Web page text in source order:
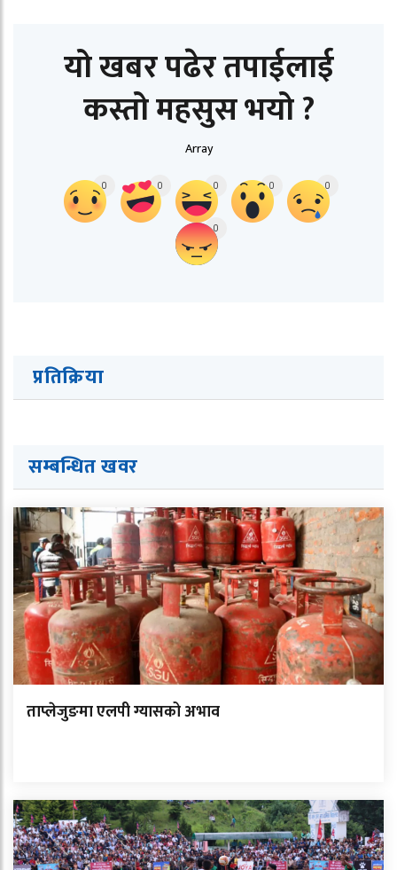
यो खबर पढेर तपाईलाई
कस्तो महसुस भयो ?
Array
0 0 0 0 0
0
प्रतिक्रिया
सम्बन्धित खवर
ताप्लेजुङमा एलपी ग्यासको अभाव